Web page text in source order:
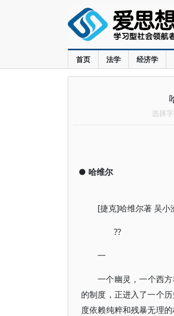
首页 法学 经济学
选择字
● 哈维尔
[捷克]哈维尔著 吴小
??
一
一个幽灵，一个西
的制度，正进入了一个
度依赖纯粹和残暴无理